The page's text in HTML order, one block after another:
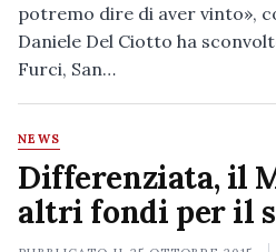
potremo dire di aver vinto»,
Daniele Del Ciotto ha
Furci, San…
NEWS
Differenziata, il
altri fondi per il